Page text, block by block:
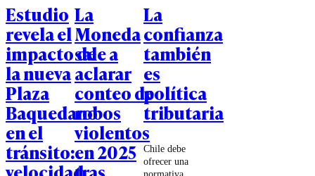
Estudio
revela el
impacto de
la nueva
Plaza
Baquedano
en el
tránsito:
La
Moneda
sale a
aclarar
conteo de
robos
violentos
en 2025
La
confianza
también
es
política
tributaria
Chile debe
ofrecer una
normativa